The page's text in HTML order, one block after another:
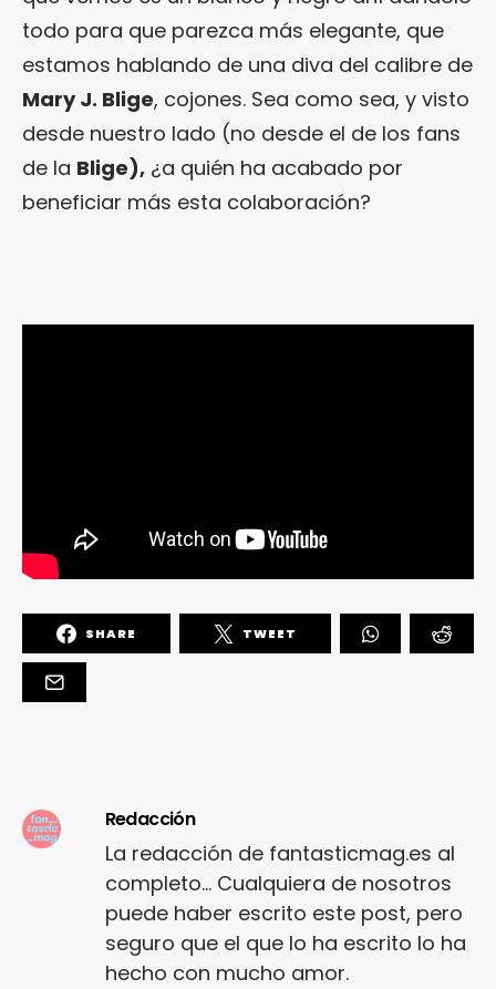
todo para que parezca más elegante, que
estamos hablando de una diva del calibre de
Mary J. Blige, cojones. Sea como sea, y visto
desde nuestro lado (no desde el de los fans
de la Blige), ¿a quién ha acabado por
beneficiar más esta colaboración?
SHARE TWEET
Redacción
La redacción de fantasticmag.es al
completo... Cualquiera de nosotros
puede haber escrito este post, pero
seguro que el que lo ha escrito lo ha
hecho con mucho amor.